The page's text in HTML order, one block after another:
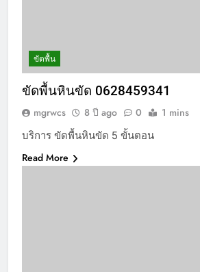
ขัดพื้น
ขัดพื้นหินขัด 0628459341
mgrwcs 8 ปี ago 0 1 mins
บริการ ขัดพื้นหินขัด 5 ขั้นตอน
Read More